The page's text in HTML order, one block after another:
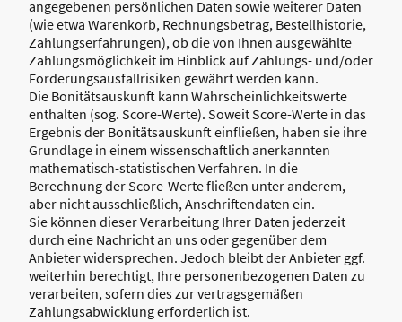
angegebenen persönlichen Daten sowie weiterer Daten
(wie etwa Warenkorb, Rechnungsbetrag, Bestellhistorie,
Zahlungserfahrungen), ob die von Ihnen ausgewählte
Zahlungsmöglichkeit im Hinblick auf Zahlungs- und/oder
Forderungsausfallrisiken gewährt werden kann.
Die Bonitätsauskunft kann Wahrscheinlichkeitswerte
enthalten (sog. Score-Werte). Soweit Score-Werte in das
Ergebnis der Bonitätsauskunft einfließen, haben sie ihre
Grundlage in einem wissenschaftlich anerkannten
mathematisch-statistischen Verfahren. In die
Berechnung der Score-Werte fließen unter anderem,
aber nicht ausschließlich, Anschriftendaten ein.
Sie können dieser Verarbeitung Ihrer Daten jederzeit
durch eine Nachricht an uns oder gegenüber dem
Anbieter widersprechen. Jedoch bleibt der Anbieter ggf.
weiterhin berechtigt, Ihre personenbezogenen Daten zu
verarbeiten, sofern dies zur vertragsgemäßen
Zahlungsabwicklung erforderlich ist.